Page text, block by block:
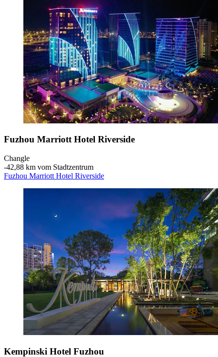
Fuzhou Marriott Hotel Riverside
Changle
‐42,88 km vom Stadtzentrum
Fuzhou Marriott Hotel Riverside
Kempinski Hotel Fuzhou